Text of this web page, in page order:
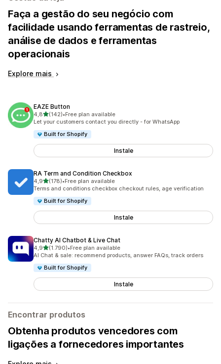
Faça a gestão do seu negócio com
facilidade usando ferramentas de rastreio,
análise de dados e ferramentas
operacionais
Explore mais
EAZE Button
4,8de 5 estrelas
(142)
142 total de avaliações
•Free plan available
Let your customers contact you directly - for WhatsApp
Built for Shopify
Instale
RA Term and Condition Checkbox
4,9de 5 estrelas
(178)
178 total de avaliações
•Free plan available
Terms and conditions checkbox checkout rules, age verification
Built for Shopify
Instale
Chatty AI Chatbot & Live Chat
4,9de 5 estrelas
(1.790)
1790 total de avaliações
•Free plan available
AI Chat & sale: recommend products, answer FAQs, track orders
Built for Shopify
Instale
Encontrar produtos
Obtenha produtos vencedores com
ligações a fornecedores importantes